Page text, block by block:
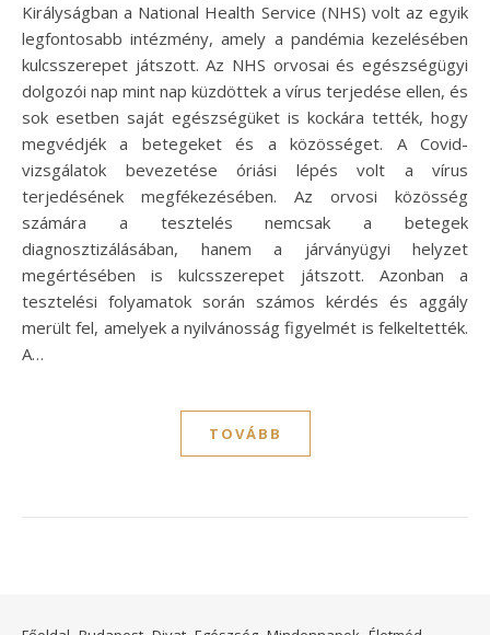
Királyságban a National Health Service (NHS) volt az egyik
legfontosabb intézmény, amely a pandémia kezelésében
kulcsszerepet játszott. Az NHS orvosai és egészségügyi
dolgozói nap mint nap küzdöttek a vírus terjedése ellen, és
sok esetben saját egészségüket is kockára tették, hogy
megvédjék a betegeket és a közösséget. A Covid-
vizsgálatok bevezetése óriási lépés volt a vírus
terjedésének megfékezésében. Az orvosi közösség
számára a tesztelés nemcsak a betegek
diagnosztizálásában, hanem a járványügyi helyzet
megértésében is kulcsszerepet játszott. Azonban a
tesztelési folyamatok során számos kérdés és aggály
merült fel, amelyek a nyilvánosság figyelmét is felkeltették.
A…
TOVÁBB